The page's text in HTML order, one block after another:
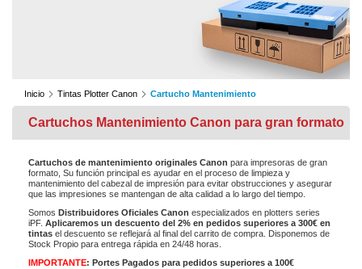
Inicio Tintas Plotter Canon Cartucho Mantenimiento
Cartuchos Mantenimiento Canon para gran formato
Cartuchos de mantenimiento originales Canon para impresoras de gran
formato, Su función principal es ayudar en el proceso de limpieza y
mantenimiento del cabezal de impresión para evitar obstrucciones y asegurar
que las impresiones se mantengan de alta calidad a lo largo del tiempo.
Somos Distribuidores Oficiales Canon especializados en plotters series
iPF. Aplicaremos un descuento del 2% en pedidos superiores a 300€ en
tintas el descuento se reflejará al final del carrito de compra. Disponemos de
Stock Propio para entrega rápida en 24/48 horas.
IMPORTANTE: Portes Pagados para pedidos superiores a 100€